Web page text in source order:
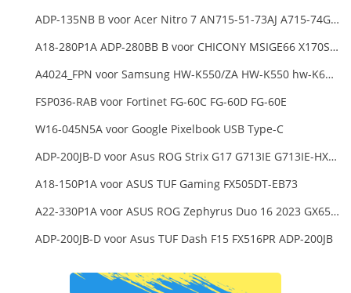
ADP-135NB B voor Acer Nitro 7 AN715-51-73AJ A715-74G-52B0 Notebook
A18-280P1A ADP-280BB B voor CHICONY MSIGE66 X170SMG, MSI GE66 GE76
A4024_FPN voor Samsung HW-K550/ZA HW-K550 hw-K650 Soundbar
FSP036-RAB voor Fortinet FG-60C FG-60D FG-60E
W16-045N5A voor Google Pixelbook USB Type-C
ADP-200JB-D voor Asus ROG Strix G17 G713IE G713IE-HX002W
A18-150P1A voor ASUS TUF Gaming FX505DT-EB73
A22-330P1A voor ASUS ROG Zephyrus Duo 16 2023 GX650PY
ADP-200JB-D voor Asus TUF Dash F15 FX516PR ADP-200JB